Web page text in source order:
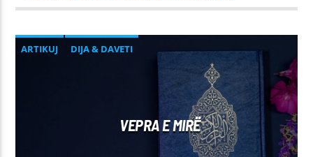
ARTIKUJ
DIJA & DAVETI
PROBLEME SHPIRTËRORE & SHOQËRORE
VEPRA E MIRË